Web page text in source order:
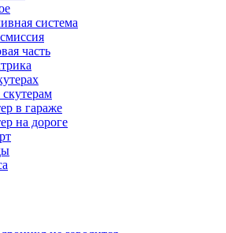
система
часть
в гараже
на дороге